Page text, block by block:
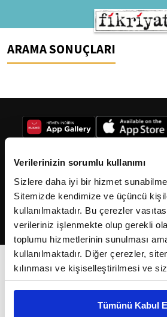
Verilerinizin sorumlu kullanımı
Sizlere daha iyi bir hizmet
Sitemizde kendimize ve üçüncü
kullanılmaktadır. Bu çerezler
verileriniz işlenmekte olup gerekli
toplumu hizmetlerinin sunulması
kullanılmaktadır. Diğer çerezler,
kılınması ve kişiselleştirilmesi ve
reklam/pazarlama faaliyetlerinin
Çerezlere ilişkin tercihlerinizi çerez
Tümünü Kabul
ARAMA SONUÇLARI
2026Fikriyat. Tüm hakları saklıdır.